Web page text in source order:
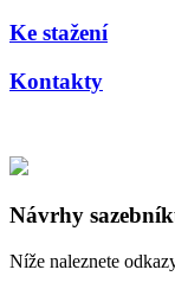
Ke stažení
Kontakty
Návrhy
Níže naleznete